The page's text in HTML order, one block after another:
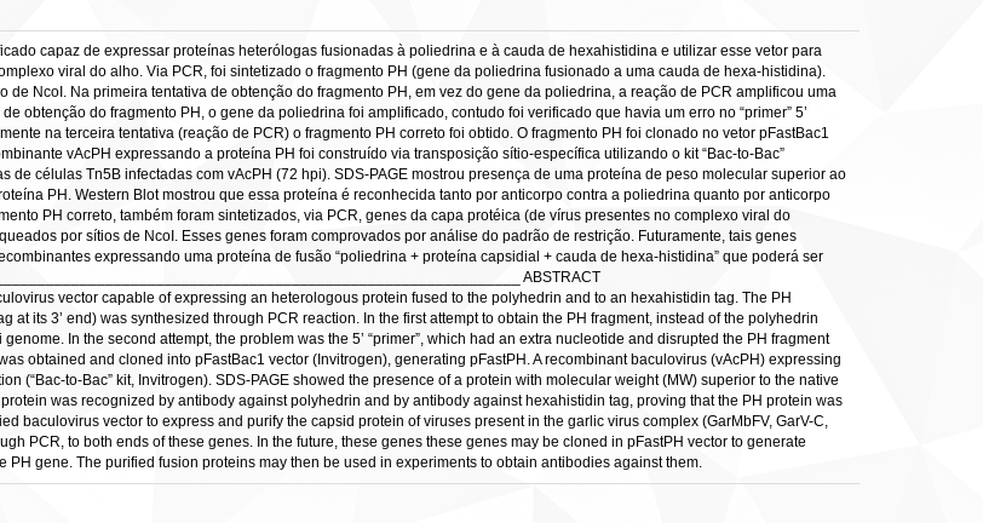
capaz de expressar proteínas heterólogas fusionadas à poliedrina e à cauda de hexahistidina e utilizar esse vetor para
viral do alho. Via PCR, foi sintetizado o fragmento PH (gene da poliedrina fusionado a uma cauda de hexa-histidina).
de NcoI. Na primeira tentativa de obtenção do fragmento PH, em vez do gene da poliedrina, a reação de PCR amplificou uma
obtenção do fragmento PH, o gene da poliedrina foi amplificado, contudo foi verificado que havia um erro no “primer” 5’
na terceira tentativa (reação de PCR) o fragmento PH correto foi obtido. O fragmento PH foi clonado no vetor pFastBac1
vAcPH expressando a proteína PH foi construído via transposição sítio-específica utilizando o kit “Bac-to-Bac”
de células Tn5B infectadas com vAcPH (72 hpi). SDS-PAGE mostrou presença de uma proteína de peso molecular superior ao
PH. Western Blot mostrou que essa proteína é reconhecida tanto por anticorpo contra a poliedrina quanto por anticorpo
PH correto, também foram sintetizados, via PCR, genes da capa protéica (de vírus presentes no complexo viral do
por sítios de NcoI. Esses genes foram comprovados por análise do padrão de restrição. Futuramente, tais genes
expressando uma proteína de fusão “poliedrina + proteína capsidial + cauda de hexa-histidina” que poderá ser
ABSTRACT
vector capable of expressing an heterologous protein fused to the polyhedrin and to an hexahistidin tag. The PH
at its 3’ end) was synthesized through PCR reaction. In the first attempt to obtain the PH fragment, instead of the polyhedrin
In the second attempt, the problem was the 5’ “primer”, which had an extra nucleotide and disrupted the PH fragment
obtained and cloned into pFastBac1 vector (Invitrogen), generating pFastPH. A recombinant baculovirus (vAcPH) expressing
(“Bac-to-Bac” kit, Invitrogen). SDS-PAGE showed the presence of a protein with molecular weight (MW) superior to the native
was recognized by antibody against polyhedrin and by antibody against hexahistidin tag, proving that the PH protein was
baculovirus vector to express and purify the capsid protein of viruses present in the garlic virus complex (GarMbFV, GarV-C,
PCR, to both ends of these genes. In the future, these genes these genes may be cloned in pFastPH vector to generate
gene. The purified fusion proteins may then be used in experiments to obtain antibodies against them.